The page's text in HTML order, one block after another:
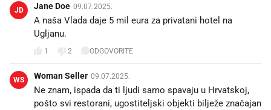
JD Jane Doe 09.07.2025.
A naša Vlada daje 5 mil eura za privatani hotel na
Ugljanu.
1 2 ODGOVORITE
WS Woman Seller 09.07.2025.
Ne znam, ispada da ti ljudi samo spavaju u Hrvatskoj,
pošto svi restorani, ugostiteljski objekti bilježe značajan